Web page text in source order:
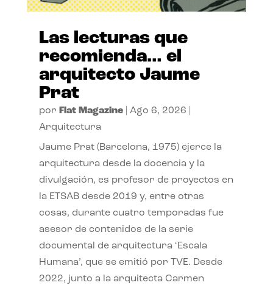
Las lecturas que
recomienda… el
arquitecto Jaume
Prat
por Flat Magazine| Ago 6, 2026
Arquitectura
Jaume Prat (Barcelona, 1975) ejerce la
arquitectura desde la docencia y la
divulgación, es profesor de proyectos en
la ETSAB desde 2019 y, entre otras
cosas, durante cuatro temporadas fue
asesor de contenidos de la serie
documental de arquitectura ‘Escala
Humana’, que se emitió por TVE. Desde
2022, junto a la arquitecta Carmen